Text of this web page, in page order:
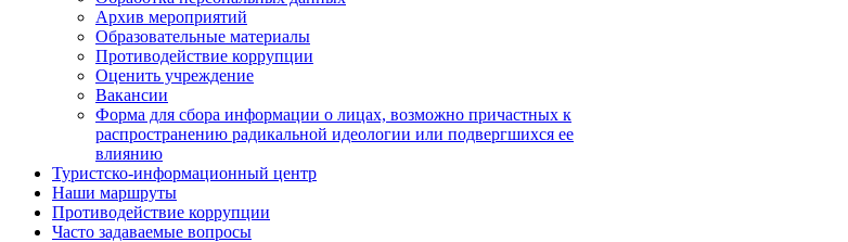
Архив мероприятий
Образовательные материалы
Противодействие коррупции
Оценить учреждение
Вакансии
Форма для сбора информации о лицах, возможно причастных к
распространению радикальной идеологии или подвергшихся ее
влиянию
Туристско-информационный центр
Наши маршруты
Противодействие коррупции
Часто задаваемые вопросы